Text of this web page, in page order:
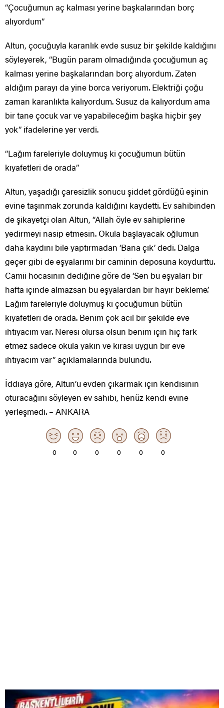
“Çocuğumun aç kalması yerine başkalarından borç
alıyordum”
Altun, çocuğuyla karanlık evde susuz bir şekilde kaldığını
söyleyerek, “Bugün param olmadığında çocuğumun aç
kalması yerine başkalarından borç alıyordum. Zaten
aldığım parayı da yine borca veriyorum. Elektriği çoğu
zaman karanlıkta kalıyordum. Susuz da kalıyordum ama
bir tane çocuk var ve yapabileceğim başka hiçbir şey
yok” ifadelerine yer verdi.
“Lağım fareleriyle doluymuş ki çocuğumun bütün
kıyafetleri de orada”
Altun, yaşadığı çaresizlik sonucu şiddet gördüğü eşinin
evine taşınmak zorunda kaldığını kaydetti. Ev sahibinden
de şikayetçi olan Altun, “Allah öyle ev sahiplerine
yedirmeyi nasip etmesin. Okula başlayacak oğlumun
daha kaydını bile yaptırmadan ‘Bana çık’ dedi. Dalga
geçer gibi de eşyalarımı bir caminin deposuna koydurttu.
Camii hocasının dediğine göre de ‘Sen bu eşyaları bir
hafta içinde almazsan bu eşyalardan bir hayır bekleme’.
Lağım fareleriyle doluymuş ki çocuğumun bütün
kıyafetleri de orada. Benim çok acil bir şekilde eve
ihtiyacım var. Neresi olursa olsun benim için hiç fark
etmez sadece okula yakın ve kirası uygun bir eve
ihtiyacım var” açıklamalarında bulundu.
İddiaya göre, Altun’u evden çıkarmak için kendisinin
oturacağını söyleyen ev sahibi, henüz kendi evine
yerleşmedi. – ANKARA
0 0 0 0 0 0